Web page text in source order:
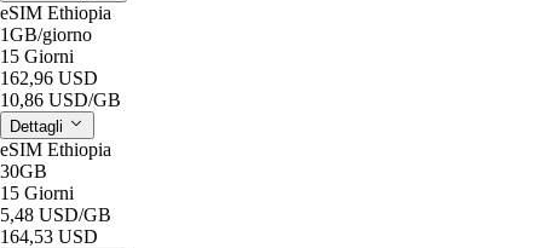
eSIM Ethiopia
1GB/giorno
15 Giorni
162,96 USD
10,86 USD/GB
Dettagli
eSIM Ethiopia
30GB
15 Giorni
5,48 USD/GB
164,53 USD